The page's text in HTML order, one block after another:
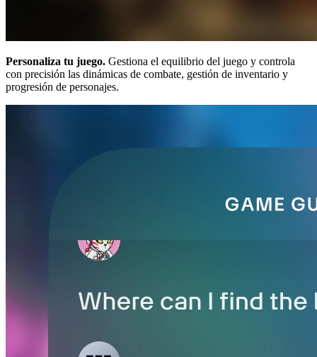
Personaliza tu juego. Gestiona el equilibrio del juego y controla
con precisión las dinámicas de combate, gestión de inventario y
progresión de personajes.